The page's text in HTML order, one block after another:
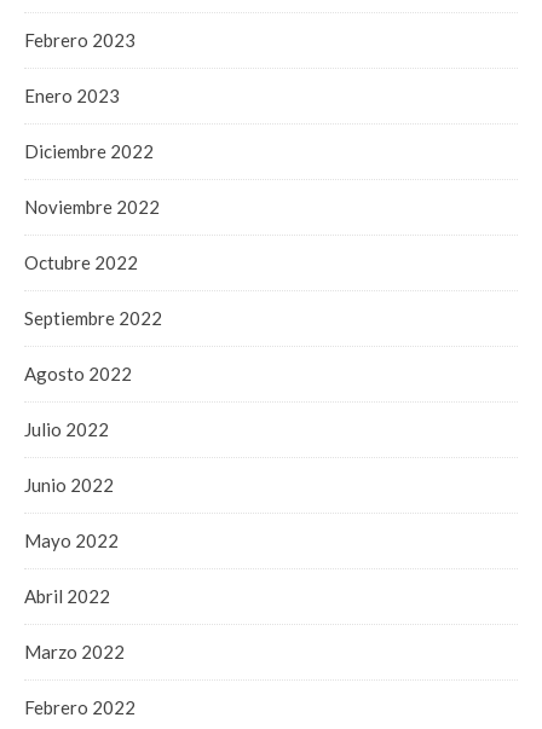
Febrero 2023
Enero 2023
Diciembre 2022
Noviembre 2022
Octubre 2022
Septiembre 2022
Agosto 2022
Julio 2022
Junio 2022
Mayo 2022
Abril 2022
Marzo 2022
Febrero 2022